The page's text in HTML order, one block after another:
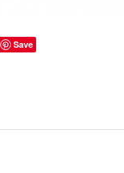
Save